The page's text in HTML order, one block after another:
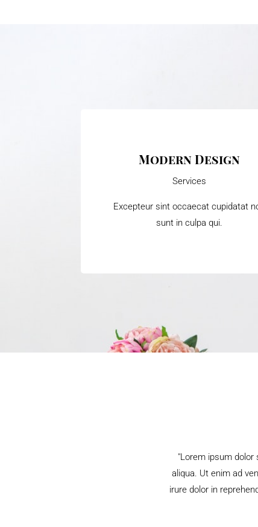
Modern Design
Services
Excepteur sint occaecat cupidatat
sunt in culpa qui.
"Lorem ipsum
aliqua. Ut enim ad
irure dolor in